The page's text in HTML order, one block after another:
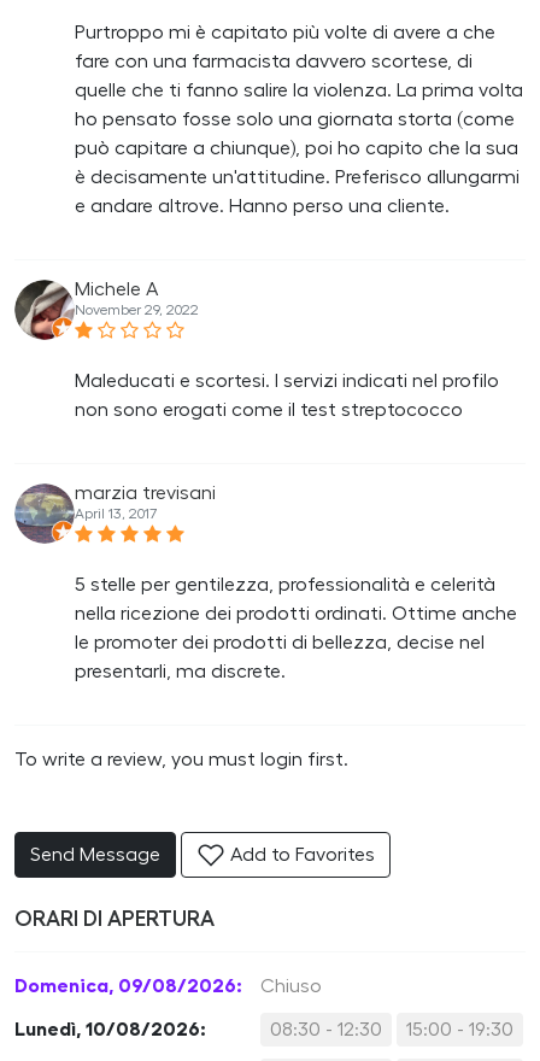
Purtroppo mi è capitato più volte di avere a che
fare con una farmacista davvero scortese, di
quelle che ti fanno salire la violenza. La prima volta
ho pensato fosse solo una giornata storta (come
può capitare a chiunque), poi ho capito che la sua
è decisamente un'attitudine. Preferisco allungarmi
e andare altrove. Hanno perso una cliente.
Michele A
November 29, 2022
Maleducati e scortesi. I servizi indicati nel profilo
non sono erogati come il test streptococco
marzia trevisani
April 13, 2017
5 stelle per gentilezza, professionalità e celerità
nella ricezione dei prodotti ordinati. Ottime anche
le promoter dei prodotti di bellezza, decise nel
presentarli, ma discrete.
To write a review, you must login first.
Send Message Add to Favorites
ORARI DI APERTURA
Domenica, 09/08/2026: Chiuso
Lunedì, 10/08/2026: 08:30 - 12:30 15:00 - 19:30